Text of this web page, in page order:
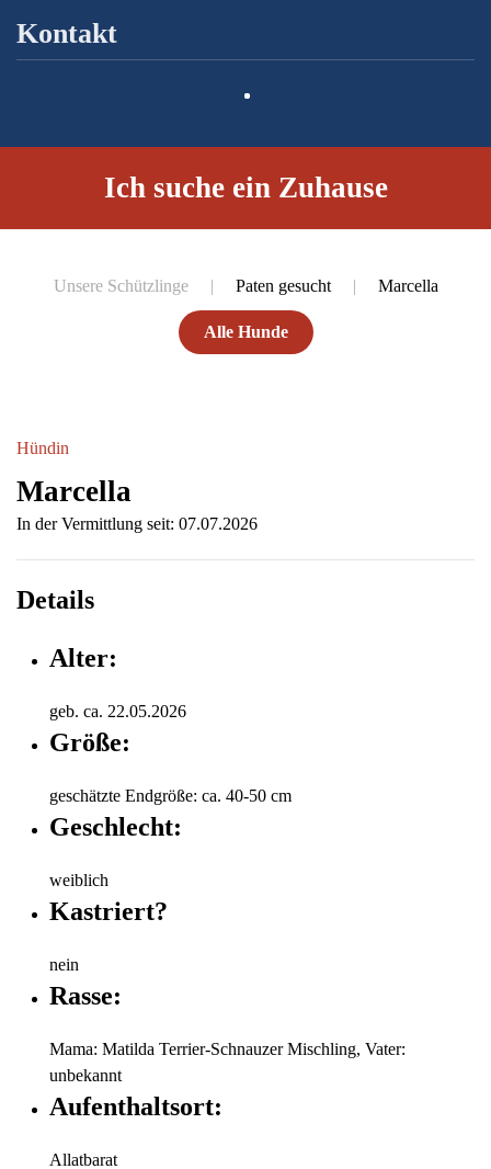
Kontakt
Ich suche ein Zuhause
Unsere Schützlinge Paten gesucht Marcella
Alle Hunde
Hündin
Marcella
In der Vermittlung seit: 07.07.2026
Details
Alter:
geb. ca. 22.05.2026
Größe:
geschätzte Endgröße: ca. 40-50 cm
Geschlecht:
weiblich
Kastriert?
nein
Rasse:
Mama: Matilda Terrier-Schnauzer Mischling, Vater:
unbekannt
Aufenthaltsort:
Allatbarat